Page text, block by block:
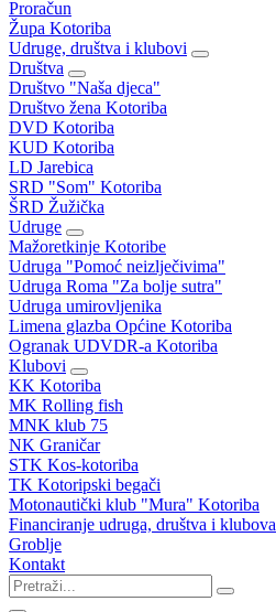
Proračun
Župa Kotoriba
Udruge, društva i klubovi
Društva
Društvo "Naša djeca"
Društvo žena Kotoriba
DVD Kotoriba
KUD Kotoriba
LD Jarebica
SRD "Som" Kotoriba
ŠRD Žužička
Udruge
Mažoretkinje Kotoribe
Udruga "Pomoć neizlječivima"
Udruga Roma "Za bolje sutra"
Udruga umirovljenika
Limena glazba Općine Kotoriba
Ogranak UDVDR-a Kotoriba
Klubovi
KK Kotoriba
MK Rolling fish
MNK klub 75
NK Graničar
STK Kos-kotoriba
TK Kotoripski begači
Motonautički klub "Mura" Kotoriba
Financiranje udruga, društva i klubova
Groblje
Kontakt